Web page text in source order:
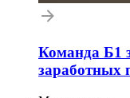
Команда Б1
заработных